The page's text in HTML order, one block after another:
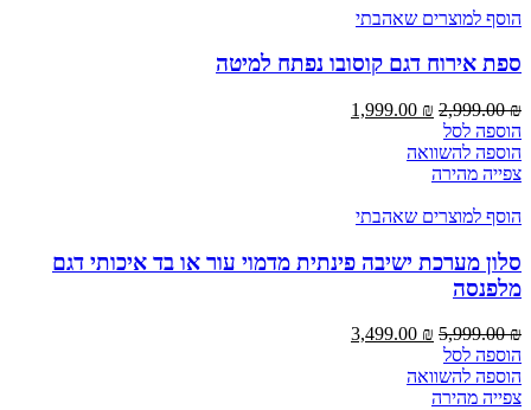
הוסף למוצרים שאהבתי
ספת אירוח דגם קוסובו נפתח למיטה
2,999.00₪
1,999.00 ₪
הוספה לסל
הוספה להשוואה
צפייה מהירה
הוסף למוצרים שאהבתי
סלון מערכת ישיבה פינתית מדמוי עור או בד איכותי דגם
מלפנסה
5,999.00₪
3,499.00 ₪
הוספה לסל
הוספה להשוואה
צפייה מהירה